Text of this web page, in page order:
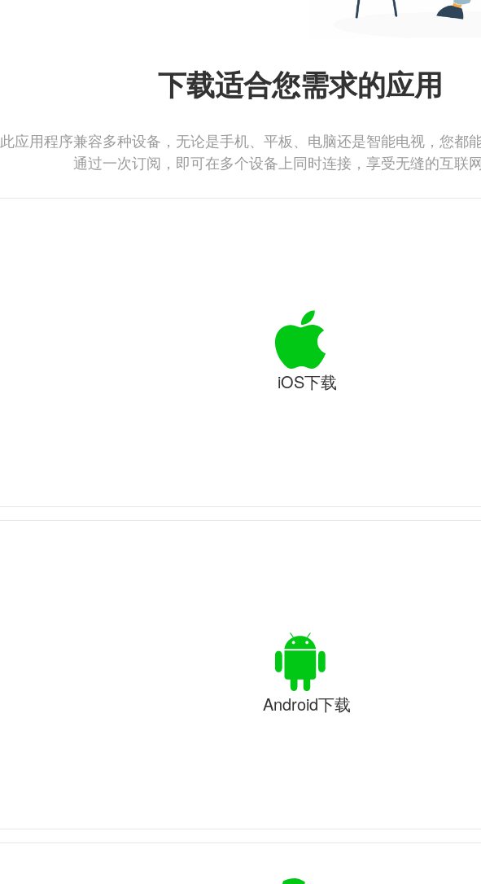
下载适合您需求的应用
此应用程序兼容多种设备，无论是手机、平板、电脑还是智能电视，您都
通过一次订阅，即可在多个设备上同时连接，享受无缝的互联网
iOS下载
Android下载